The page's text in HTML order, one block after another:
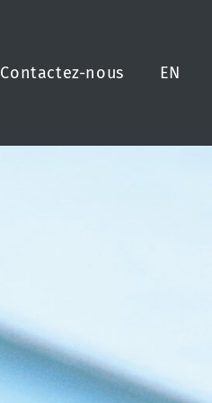
Contactez-nous EN